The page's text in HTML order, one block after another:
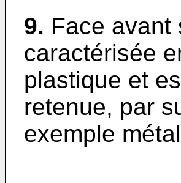
9. Face avant
caractérisée
plastique et
retenue, par
exemple